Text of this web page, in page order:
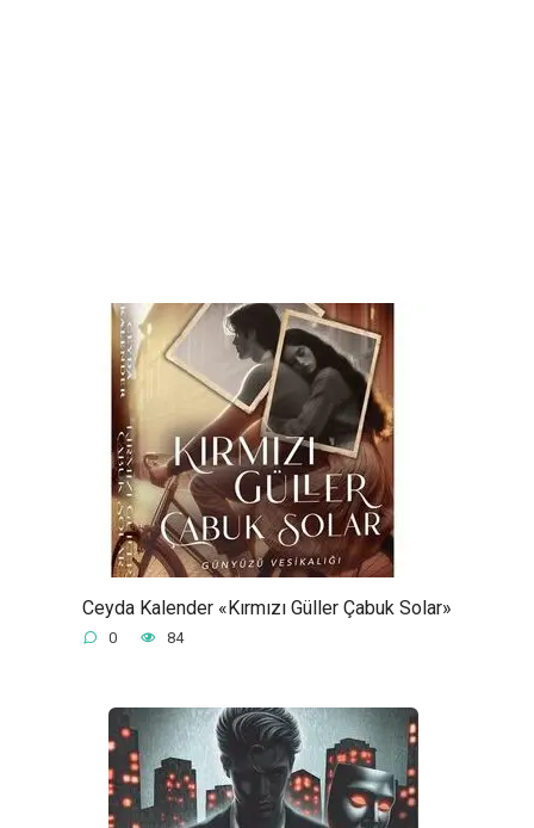
Ceyda Kalender «Kırmızı Güller Çabuk Solar»
0 84